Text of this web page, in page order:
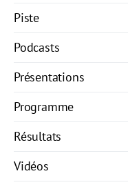
Piste
Podcasts
Présentations
Programme
Résultats
Vidéos